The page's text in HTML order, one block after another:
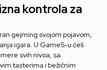
kontrola za
gejming svojom pojavom,
igara. U GameS-u ćeš
svih nivoa, sa
tasterima i bežičnim